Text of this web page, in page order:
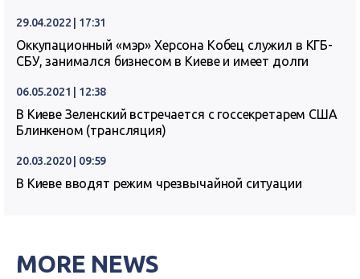
29.04.2022 | 17:31
Оккупационный «мэр» Херсона Кобец служил в КГБ-
СБУ, занимался бизнесом в Киеве и имеет долги
06.05.2021 | 12:38
В Киеве Зеленский встречается с госсекретарем США
Блинкеном (трансляция)
20.03.2020 | 09:59
В Киеве вводят режим чрезвычайной ситуации
MORE NEWS